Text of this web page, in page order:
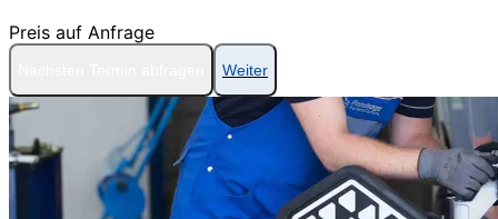
Preis auf Anfrage
Weiter